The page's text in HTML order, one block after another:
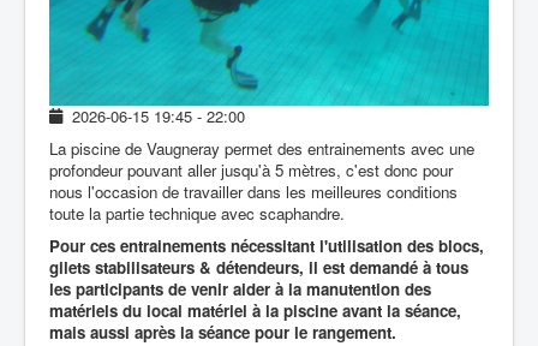
2026-06-15 19:45 - 22:00
La piscine de Vaugneray permet des entrainements avec une
profondeur pouvant aller jusqu'à 5 mètres, c'est donc pour
nous l'occasion de travailler dans les meilleures conditions
toute la partie technique avec scaphandre.
Pour ces entrainements nécessitant l'utilisation des blocs,
gilets stabilisateurs & détendeurs, il est demandé à tous
les participants de venir aider à la manutention des
matériels du local matériel à la piscine avant la séance,
mais aussi après la séance pour le rangement.